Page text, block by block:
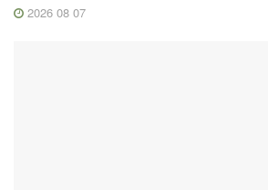
2026 08 07